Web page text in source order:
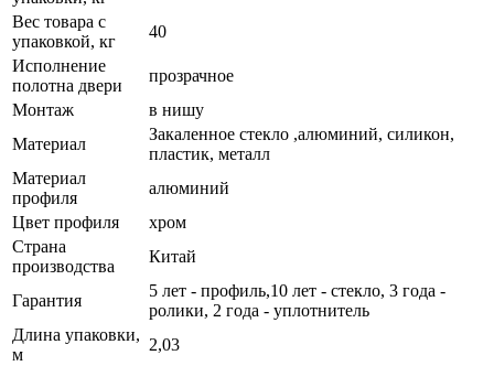
Вес товара с
упаковкой, кг
40
Исполнение
полотна двери
прозрачное
Монтаж
в нишу
Материал
Закаленное стекло ,алюминий, силикон,
пластик, металл
Материал
профиля
алюминий
Цвет профиля
хром
Страна
производства
Китай
Гарантия
5 лет - профиль,10 лет - стекло, 3 года -
ролики, 2 года - уплотнитель
Длина упаковки,
м
2,03